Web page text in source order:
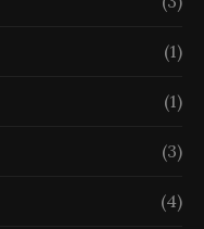
(1)
(1)
(3)
(4)